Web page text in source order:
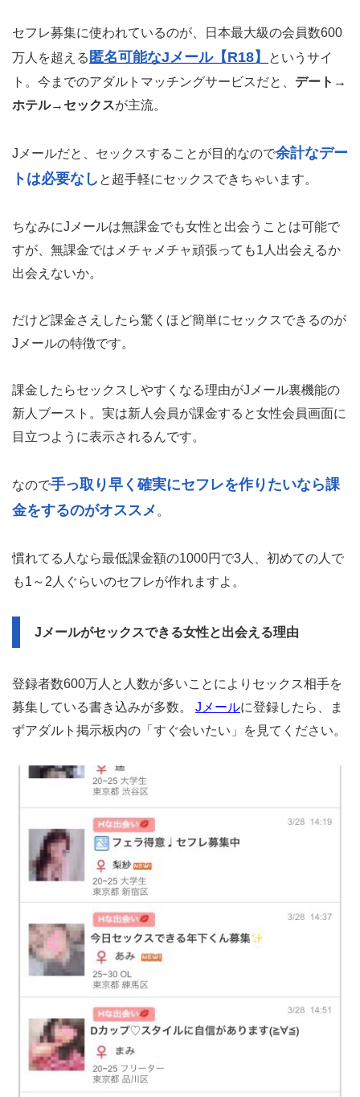
セフレ募集に使われているのが、日本最大級の会員数600
万人を超える 匿名可能なJメール【R18】
というサイ
ト。今までのアダルトマッチングサービスだと、 デート→
ホテル→セックスが主流。
Jメールだと、セックスすることが目的なので余計なデー
トは必要なし と超手軽にセックスできちゃいます。
ちなみにJメールは無課金でも女性と出会うことは可能で
すが、無課金ではメチャメチャ頑張っても1人出会えるか
出会えないか。
だけど課金さえしたら驚くほど簡単にセックスできるのが
Jメールの特徴です。
課金したらセックスしやすくなる理由がJメール裏機能の
新人ブースト。実は新人会員が課金すると女性会員画面に
目立つように表示されるんです。
なので手っ取り早く確実にセフレを作りたいなら課
金をするのがオススメ 。
慣れてる人なら最低課金額の1000円で3人、初めての人で
も1～2人ぐらいのセフレが作れますよ。
Jメールがセックスできる女性と出会える理由
登録者数600万人と人数が多いことによりセックス相手を
募集している書き込みが多数。 Jメールに登録したら、ま
ずアダルト掲示板内の「すぐ会いたい」を見てください。